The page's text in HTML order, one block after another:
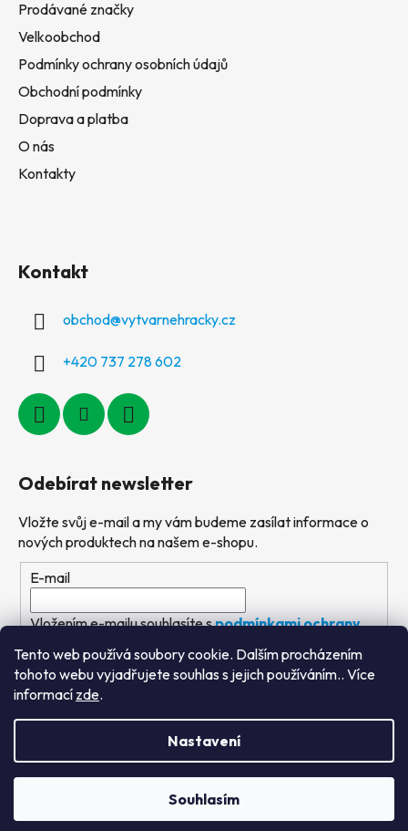
Tento web používá soubory cookie. Dalším procházením
tohoto webu vyjadřujete souhlas s jejich používáním.. Více
informací zde.
Nastavení
Souhlasím
Prodávané značky
Velkoobchod
Podmínky ochrany osobních údajů
Obchodní podmínky
Doprava a platba
O nás
Kontakty
Kontakt
obchod@vytvarnehracky.cz
+420 737 278 602
Odebírat newsletter
Vložte svůj e-mail a my vám budeme zasílat informace o
nových produktech na našem e-shopu.
E-mail
Vložením e-mailu souhlasíte spodmínkami ochrany
osobních údajů
PŘIHLÁSIT SE
Vytvořil Shoptet&PekneWeby
Výtvarné hračky
vyhrazena.